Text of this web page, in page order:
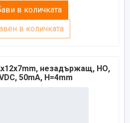
в количката
в количката
незадържащ, НО,
50mA, H=4mm